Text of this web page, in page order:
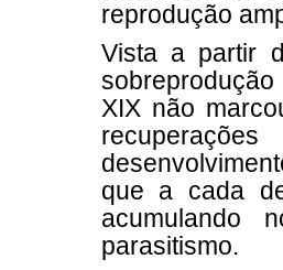
reprodução
Vista a partir
XIX não
que a cada
acumulando
parasitismo.